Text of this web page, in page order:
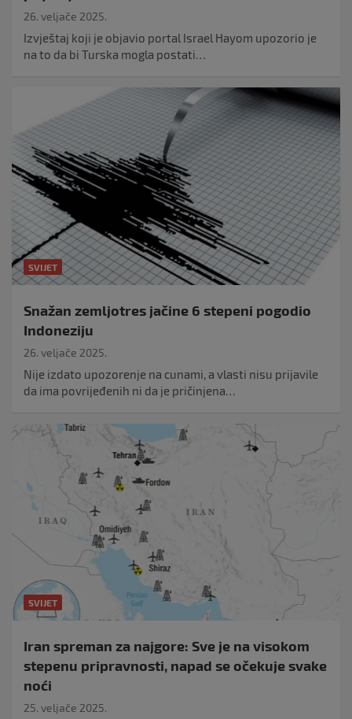
26. veljače 2025.
Izvještaj koji je objavio portal Israel Hayom upozorio je
na to da bi Turska mogla postati…
SVIJET
Snažan zemljotres jačine 6 stepeni pogodio
Indoneziju
26. veljače 2025.
Nije izdato upozorenje na cunami, a vlasti nisu prijavile
da ima povrijeđenih ni da je pričinjena…
SVIJET
Iran spreman za najgore: Sve je na visokom
stepenu pripravnosti, napad se očekuje svake
noći
25. veljače 2025.